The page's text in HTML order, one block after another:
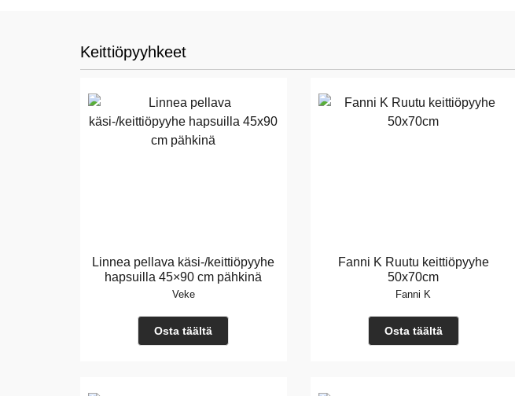
Keittiöpyyhkeet
Linnea pellava käsi-/keittiöpyyhe
hapsuilla 45×90 cm pähkinä
Veke
Osta täältä
Fanni K Ruutu keittiöpyyhe
50x70cm
Fanni K
Osta täältä